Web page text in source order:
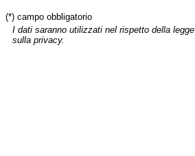
(*) campo obbligatorio
I dati saranno utilizzati nel rispetto della legge
sulla privacy.